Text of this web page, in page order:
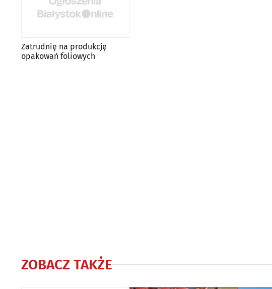
Zatrudnię na produkcję
opakowań foliowych
ZOBACZ TAKŻE